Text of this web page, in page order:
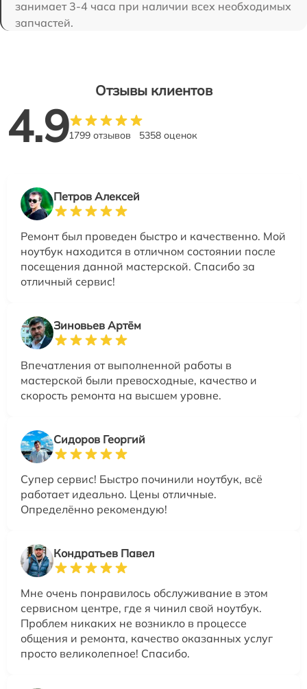
занимает 3-4 часа при наличии всех необходимых
запчастей.
Отзывы клиентов
4.91799 отзывов 5358 оценок
Петров Алексей
Ремонт был проведен быстро и качественно. Мой
ноутбук находится в отличном состоянии после
посещения данной мастерской. Спасибо за
отличный сервис!
Зиновьев Артём
Впечатления от выполненной работы в
мастерской были превосходные, качество и
скорость ремонта на высшем уровне.
Сидоров Георгий
Супер сервис! Быстро починили ноутбук, всё
работает идеально. Цены отличные.
Определённо рекомендую!
Кондратьев Павел
Мне очень понравилось обслуживание в этом
сервисном центре, где я чинил свой ноутбук.
Проблем никаких не возникло в процессе
общения и ремонта, качество оказанных услуг
просто великолепное! Спасибо.